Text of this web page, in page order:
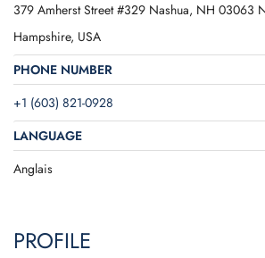
379 Amherst Street #329 Nashua, NH 03063
Hampshire, USA
PHONE NUMBER
+1 (603) 821-0928
LANGUAGE
Anglais
PROFILE